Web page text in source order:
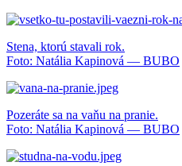
Stena, ktorú stavali rok.
Foto: Natália Kapinová — BUBO
Pozeráte sa na vaňu na pranie.
Foto: Natália Kapinová — BUBO